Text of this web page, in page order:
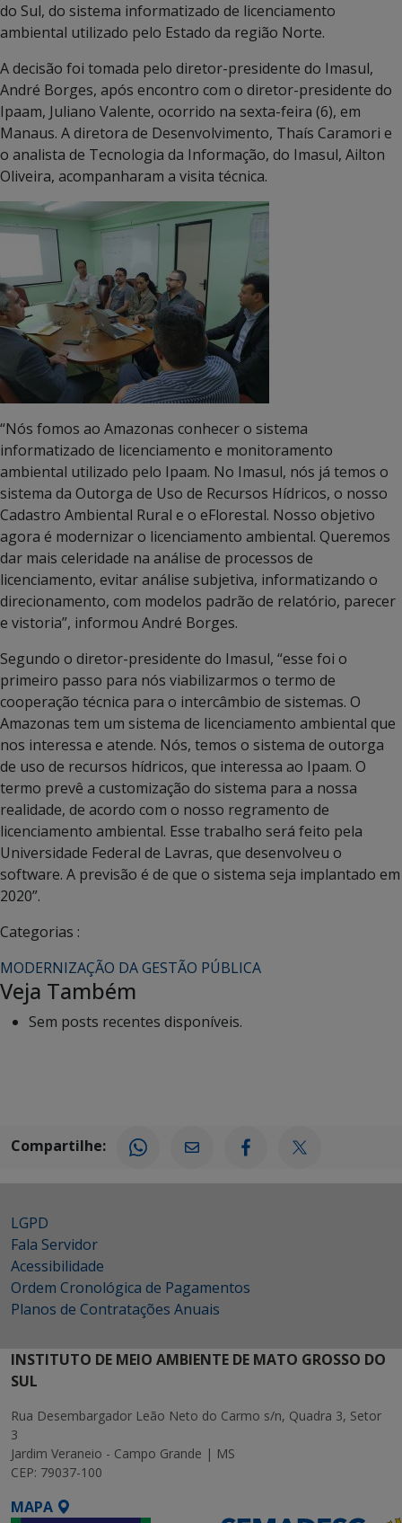
do Sul, do sistema informatizado de licenciamento
ambiental utilizado pelo Estado da região Norte.
A decisão foi tomada pelo diretor-presidente do Imasul,
André Borges, após encontro com o diretor-presidente do
Ipaam, Juliano Valente, ocorrido na sexta-feira (6), em
Manaus. A diretora de Desenvolvimento, Thaís Caramori e
o analista de Tecnologia da Informação, do Imasul, Ailton
Oliveira, acompanharam a visita técnica.
“Nós fomos ao Amazonas conhecer o sistema
informatizado de licenciamento e monitoramento
ambiental utilizado pelo Ipaam. No Imasul, nós já temos o
sistema da Outorga de Uso de Recursos Hídricos, o nosso
Cadastro Ambiental Rural e o eFlorestal. Nosso objetivo
agora é modernizar o licenciamento ambiental. Queremos
dar mais celeridade na análise de processos de
licenciamento, evitar análise subjetiva, informatizando o
direcionamento, com modelos padrão de relatório, parecer
e vistoria”, informou André Borges.
Segundo o diretor-presidente do Imasul, “esse foi o
primeiro passo para nós viabilizarmos o termo de
cooperação técnica para o intercâmbio de sistemas. O
Amazonas tem um sistema de licenciamento ambiental que
nos interessa e atende. Nós, temos o sistema de outorga
de uso de recursos hídricos, que interessa ao Ipaam. O
termo prevê a customização do sistema para a nossa
realidade, de acordo com o nosso regramento de
licenciamento ambiental. Esse trabalho será feito pela
Universidade Federal de Lavras, que desenvolveu o
software. A previsão é de que o sistema seja implantado em
2020”.
Categorias :
MODERNIZAÇÃO DA GESTÃO PÚBLICA
Veja Também
Sem posts recentes disponíveis.
Compartilhe:
LGPD
Fala Servidor
Acessibilidade
Ordem Cronológica de Pagamentos
Planos de Contratações Anuais
INSTITUTO DE MEIO AMBIENTE DE MATO GROSSO DO
SUL
Rua Desembargador Leão Neto do Carmo s/n, Quadra 3, Setor
3
Jardim Veraneio - Campo Grande | MS
CEP: 79037-100
MAPA